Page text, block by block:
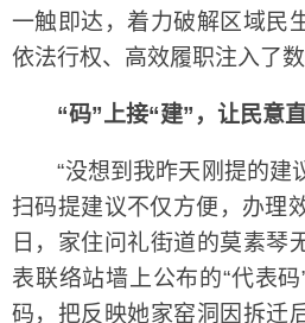
一触即达，着力破解区域民
依法行权、高效履职注入了数
“码”上接“建”，让民意
“没想到我昨天刚提的建议
扫码提建议不仅方便，办理
日，家住问礼街道的莫素琴
表联络站墙上公布的“代表
码，把反映她家窑洞因拆迁